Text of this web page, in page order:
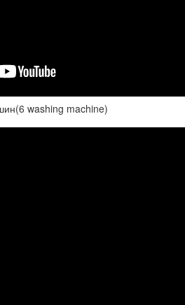
washing machine)